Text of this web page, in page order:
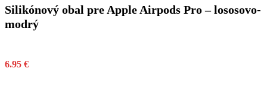
Silikónový obal pre Apple Airpods Pro – lososovo-
modrý
6.95 €